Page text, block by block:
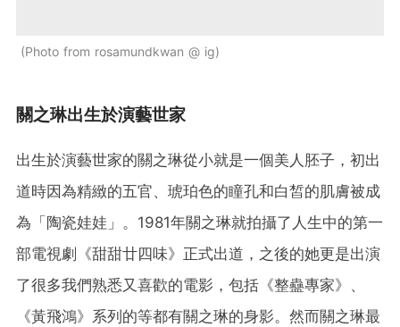
Photo from rosamundkwan @ ig
關之琳出生於演藝世家
出生於演藝世家的關之琳從小就是一個美人胚子，初出
道時因為精緻的五官、琥珀色的瞳孔和白皙的肌膚被成
為「陶瓷娃娃」。1981年關之琳就拍攝了人生中的第一
部電視劇《甜甜廿四味》正式出道，之後的她更是出演
了很多我們熟悉又喜歡的電影，包括《整蠱專家》、
《黃飛鴻》系列的等都有關之琳的身影。然而關之琳最